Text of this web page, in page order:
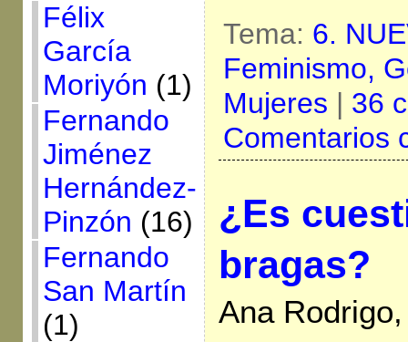
Félix
García
Moriyón (1)
Fernando
Jiménez
Hernández-
Pinzón (16)
Fernando
San Martín
(1)
Tema: 6.
Feminismo,
Mujeres | 36
Comentarios
¿Es
bragas?
Ana